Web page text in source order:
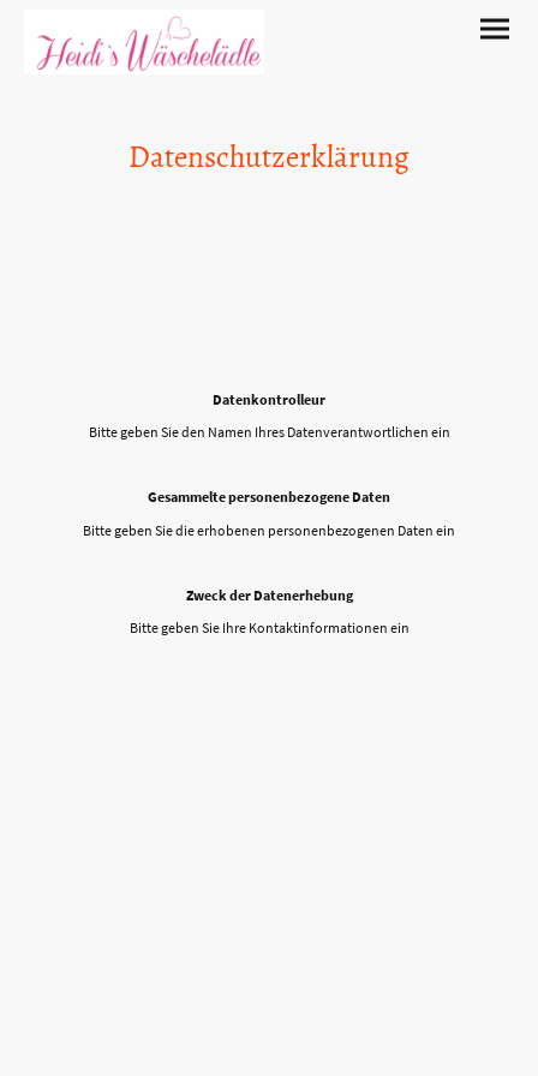
Datenschutzerklärung
Datenkontrolleur
Bitte geben Sie den Namen Ihres Datenverantwortlichen ein
Gesammelte personenbezogene Daten
Bitte geben Sie die erhobenen personenbezogenen Daten ein
Zweck der Datenerhebung
Bitte geben Sie Ihre Kontaktinformationen ein